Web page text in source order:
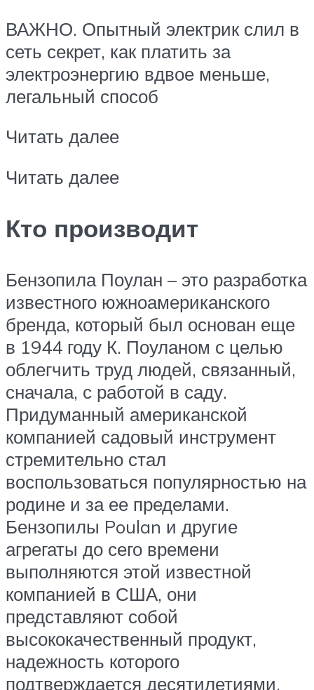
ВАЖНО. Опытный электрик слил в
сеть секрет, как платить за
электроэнергию вдвое меньше,
легальный способ
Читать далее
Читать далее
Кто производит
Бензопила Поулан – это разработка
известного южноамериканского
бренда, который был основан еще
в 1944 году К. Поуланом с целью
облегчить труд людей, связанный,
сначала, с работой в саду.
Придуманный американской
компанией садовый инструмент
стремительно стал
воспользоваться популярностью на
родине и за ее пределами.
Бензопилы Poulan и другие
агрегаты до сего времени
выполняются этой известной
компанией в США, они
представляют собой
высококачественный продукт,
надежность которого
подтверждается десятилетиями.